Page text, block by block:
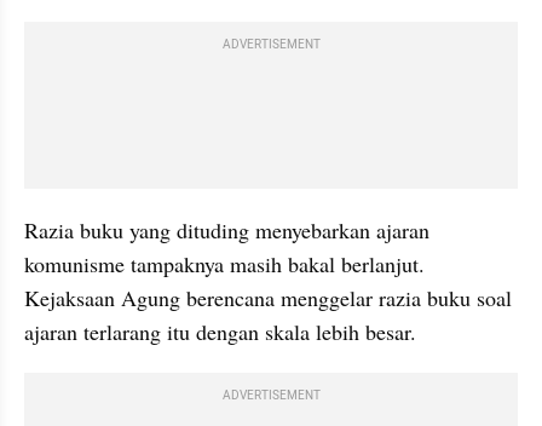
ADVERTISEMENT
Razia buku yang dituding menyebarkan ajaran
komunisme tampaknya masih bakal berlanjut.
Kejaksaan Agung berencana menggelar razia buku soal
ajaran terlarang itu dengan skala lebih besar.
ADVERTISEMENT